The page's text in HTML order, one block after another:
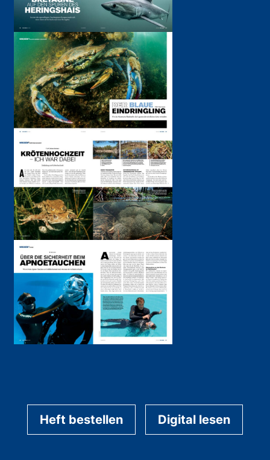
Heft bestellen Digital lesen